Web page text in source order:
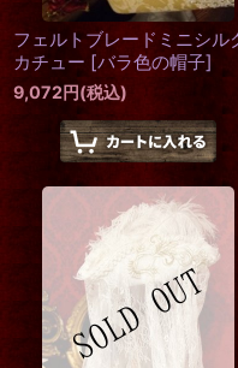
フェルトブレードミニシル
カチュー [バラ色の帽子]
9,072円(税込)